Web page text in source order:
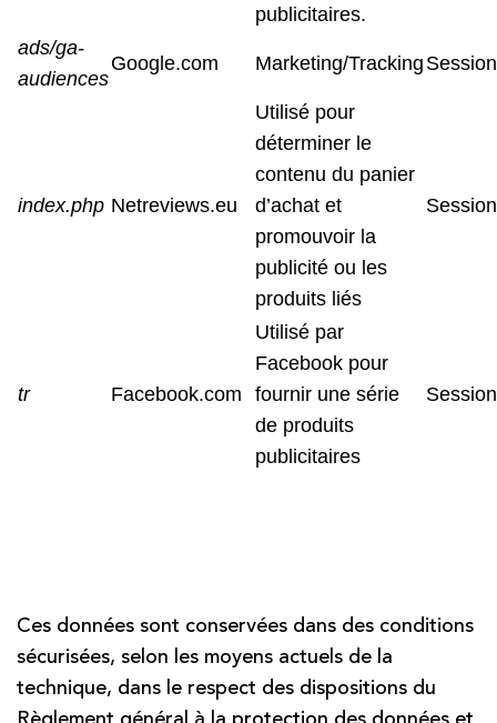
publicitaires.
ads/ga-
audiences
Google.com Marketing/Tracking Session
index.php Netreviews.eu
Utilisé pour
déterminer le
contenu du panier
d’achat et
promouvoir la
publicité ou les
produits liés
Session
tr Facebook.com
Utilisé par
Facebook pour
fournir une série
de produits
publicitaires
Session
Ces données sont conservées dans des conditions
sécurisées, selon les moyens actuels de la
technique, dans le respect des dispositions du